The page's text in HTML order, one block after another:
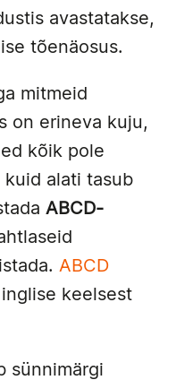
avastatakse,
tõenäosus.
mitmeid
on erineva kuju,
kõik pole
kuid alati tasub
ABCD-
ABCD
keelsest
sünnimärgi